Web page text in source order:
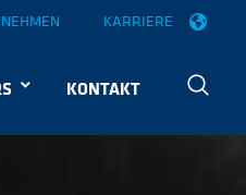
KARRIERE
KONTAKT